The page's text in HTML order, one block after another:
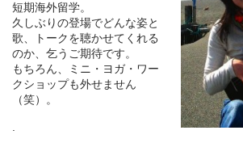
短期海外留学。
久しぶりの登場でどんな姿と
歌、トークを聴かせてくれる
のか、乞うご期待です。
もちろん、ミニ・ヨガ・ワー
クショップも外せません
（笑）。